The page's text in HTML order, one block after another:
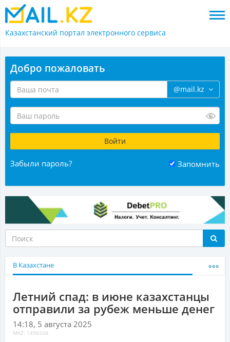
Казахстанский портал электронного сервиса
Добро пожаловать
@mail.kz
Забыли пароль? Запомнить
В Казахстане
Летний спад: в июне казахстанцы
отправили за рубеж меньше денег
14:18, 5 августа 2025
MKZ: 1496504